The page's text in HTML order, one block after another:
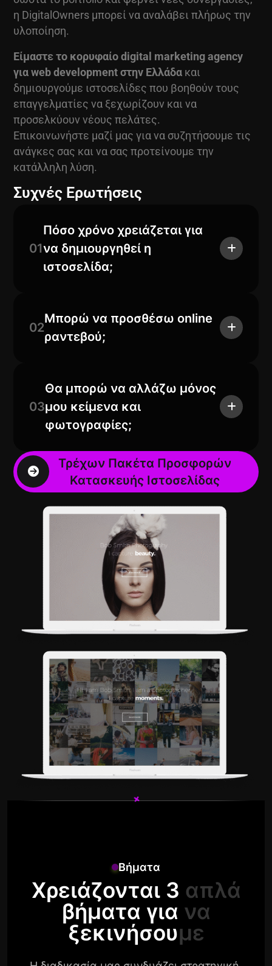
η DigitalOwners μπορεί να αναλάβει πλήρως την
υλοποίηση.
Είμαστε το κορυφαίοdigital marketingagency
για web development στην Ελλάδα και
δημιουργούμε ιστοσελίδες που βοηθούν τους
επαγγελματίες να ξεχωρίζουν και να
προσελκύουν νέους πελάτες.
Επικοινωνήστε μαζί μας για να συζητήσουμε τις
ανάγκες σας και να σας προτείνουμε την
κατάλληλη λύση.
Συχνές Ερωτήσεις
01
Πόσο χρόνο χρειάζεται για
να δημιουργηθεί η
ιστοσελίδα;
02
Μπορώ να προσθέσω online
ραντεβού;
03
Θα μπορώ να αλλάζω μόνος
μου κείμενα και
φωτογραφίες;
+
+
Βήματα
Χρειάζονται 3 απλά
βήματα για να
ξεκινήσουμε